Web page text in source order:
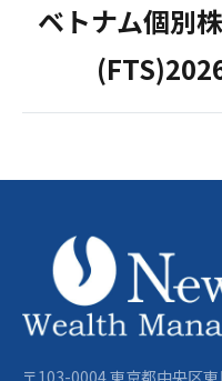
ベトナム個別
〒103-0004 東京都中央区